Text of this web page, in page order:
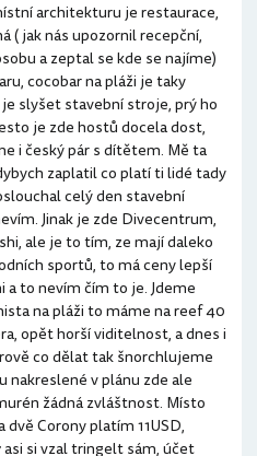
architekturu je restaurace,
( jak nás upozornil recepční,
a zeptal se kde se najíme)
cocobar na pláži je taky
slyšet stavební stroje, prý ho
je zde hostů docela dost,
i český pár s dítětem. Mě ta
zaplatil co platí ti lidé tady
celý den stavební
Jinak je zde Divecentrum,
ale je to tím, ze mají daleko
sportů, to má ceny lepší
a to nevím čím to je. Jdeme
na pláži to máme na reef 40
opět horší viditelnost, a dnes i
co dělat tak šnorchlujeme
nakreslené v plánu zde ale
žádná zvláštnost. Místo
Corony platím 11USD,
si vzal tringelt sám, účet